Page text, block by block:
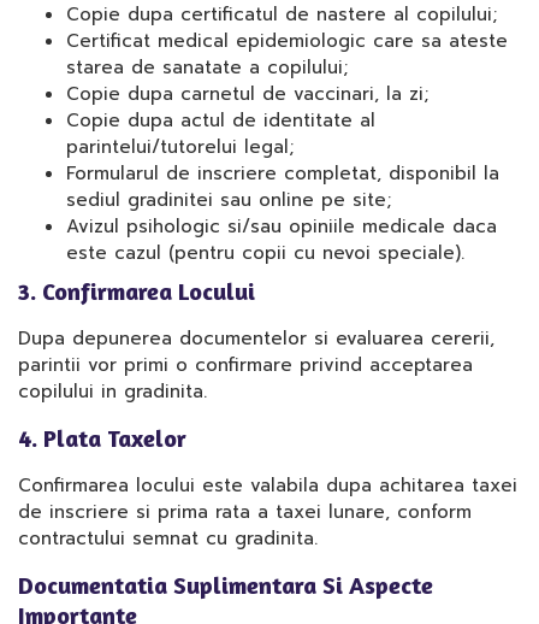
Copie dupa certificatul de nastere al copilului;
Certificat medical epidemiologic care sa ateste
starea de sanatate a copilului;
Copie dupa carnetul de vaccinari, la zi;
Copie dupa actul de identitate al
parintelui/tutorelui legal;
Formularul de inscriere completat, disponibil la
sediul gradinitei sau online pe site;
Avizul psihologic si/sau opiniile medicale daca
este cazul (pentru copii cu nevoi speciale).
3. Confirmarea Locului
Dupa depunerea documentelor si evaluarea cererii,
parintii vor primi o confirmare privind acceptarea
copilului in gradinita.
4. Plata Taxelor
Confirmarea locului este valabila dupa achitarea taxei
de inscriere si prima rata a taxei lunare, conform
contractului semnat cu gradinita.
Documentatia Suplimentara Si Aspecte
Importante